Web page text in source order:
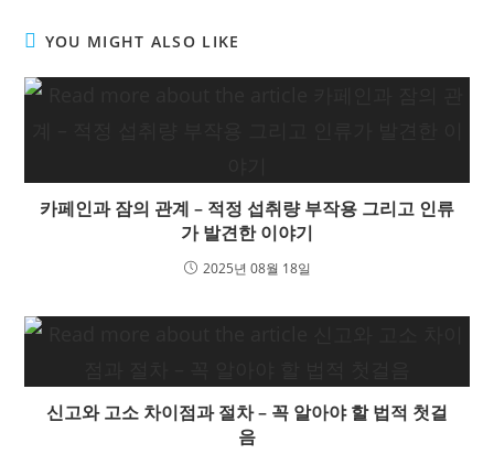
YOU MIGHT ALSO LIKE
카페인과 잠의 관계 – 적정 섭취량 부작용 그리고 인류
가 발견한 이야기
2025년 08월 18일
신고와 고소 차이점과 절차 – 꼭 알아야 할 법적 첫걸
음